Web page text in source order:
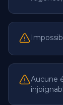
Aucune